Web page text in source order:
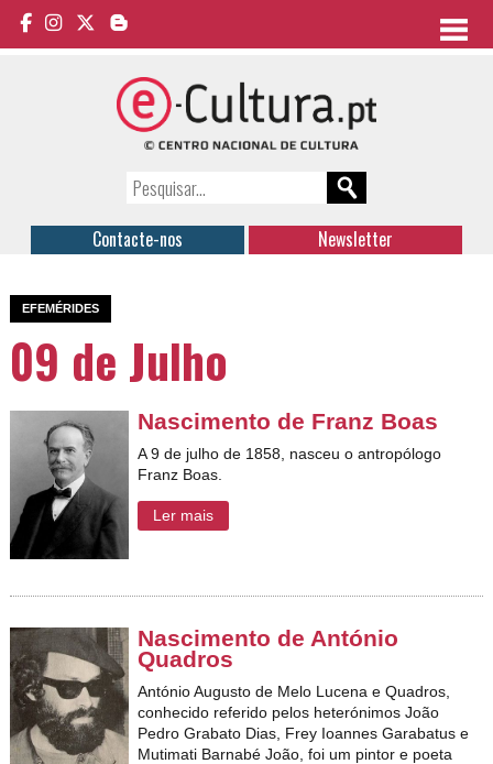
Contacte-nos Newsletter
EFEMÉRIDES
09 de Julho
Nascimento de Franz Boas
A 9 de julho de 1858, nasceu o antropólogo
Franz Boas.
Ler mais
Nascimento de António
Quadros
António Augusto de Melo Lucena e Quadros,
conhecido referido pelos heterónimos João
Pedro Grabato Dias, Frey Ioannes Garabatus e
Mutimati Barnabé João, foi um pintor e poeta